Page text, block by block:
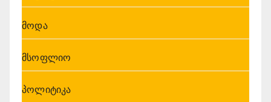
მოდა
მსოფლიო
პოლიტიკა